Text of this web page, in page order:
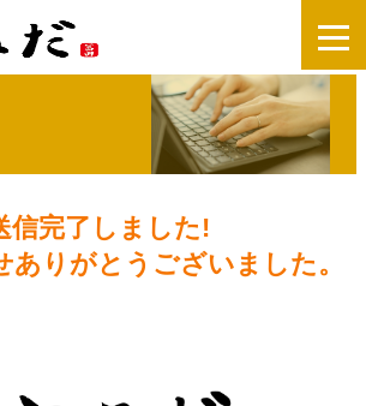
信完了しました!
ありがとうございました。